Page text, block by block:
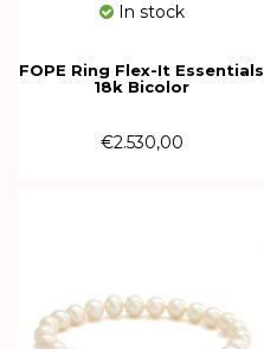
In stock
FOPE Ring Flex-It Essentials
18k Bicolor
€2.530,00